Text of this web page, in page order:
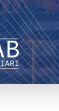
lab
Emergenti